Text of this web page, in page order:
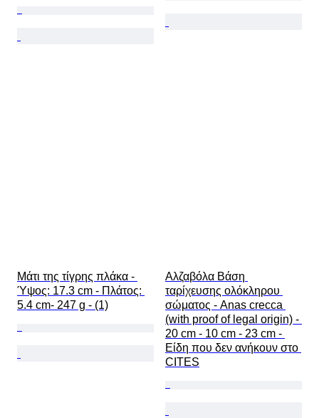
Μάτι της τίγρης πλάκα -
Ύψος: 17.3 cm - Πλάτος:
5.4 cm- 247 g - (1)
Αλζαβόλα Βάση
ταρίχευσης ολόκληρου
σώματος - Anas crecca
(with proof of legal origin) -
20 cm - 10 cm - 23 cm -
Είδη που δεν ανήκουν στο
CITES